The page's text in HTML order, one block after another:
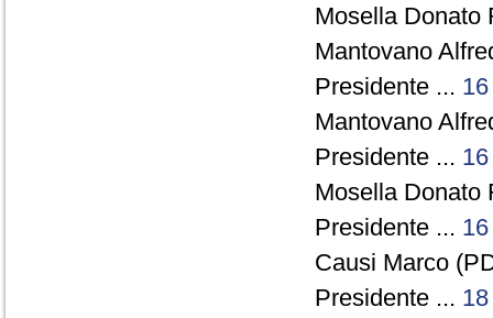
Mosella
Mantovano
Presidente ... 16
Mantovano
Presidente ... 16
Mosella
Presidente ... 16
Causi Marco
Presidente ... 18